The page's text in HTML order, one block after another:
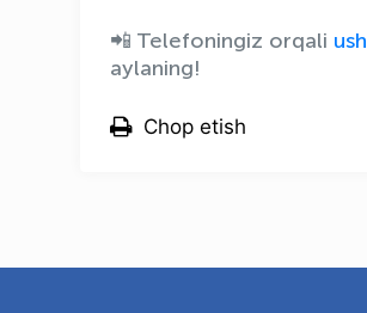
📲 Telefoningiz orqali
aylaning!
Chop etish